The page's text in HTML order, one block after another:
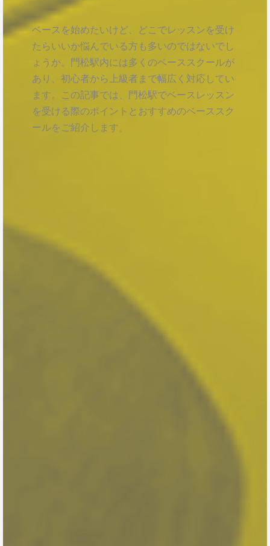
ベースを始めたいけど、どこでレッスンを受け
たらいいか悩んでいる方も多いのではないでし
ょうか。門松駅内には多くのベーススクールが
あり、初心者から上級者まで幅広く対応してい
ます。この記事では、門松駅でベースレッスン
を受ける際のポイントとおすすめのベーススク
ールをご紹介します。